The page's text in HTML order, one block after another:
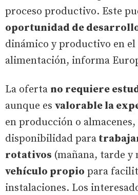
proceso productivo. Este
oportunidad de
dinámico y productivo en el
alimentación, informa
La oferta no requiere
aunque es valorable la
en producción o
disponibilidad para
rotativos (mañana, tarde y
vehículo propio para
instalaciones. Los